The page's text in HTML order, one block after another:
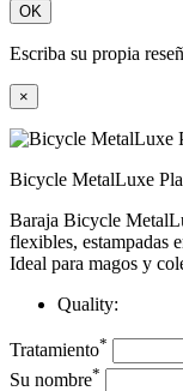
OK
Escriba su propia
×
Bicycle MetalLuxe
Baraja Bicycle
flexibles, estampadas
Ideal para magos y
Quality:
Tratamiento*
Su nombre*